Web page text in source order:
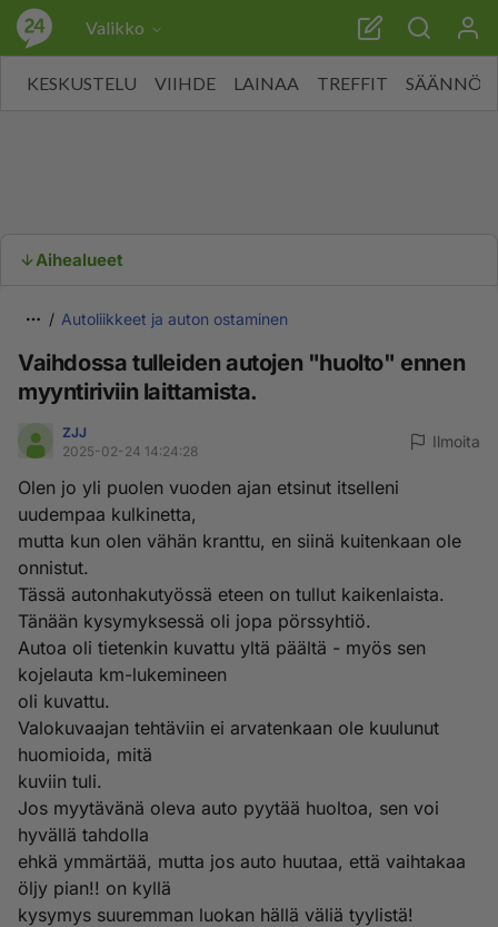
Valikko
KESKUSTELU VIIHDE LAINAA TREFFIT SÄÄNNÖT
Aihealueet
Autoliikkeet ja auton ostaminen
Vaihdossa tulleiden autojen "huolto" ennen
myyntiriviin laittamista.
ZJJ
2025-02-24 14:24:28
Ilmoita
Olen jo yli puolen vuoden ajan etsinut itselleni
uudempaa kulkinetta,
mutta kun olen vähän kranttu, en siinä kuitenkaan ole
onnistut.
Tässä autonhakutyössä eteen on tullut kaikenlaista.
Tänään kysymyksessä oli jopa pörssyhtiö.
Autoa oli tietenkin kuvattu yltä päältä - myös sen
kojelauta km-lukemineen
oli kuvattu.
Valokuvaajan tehtäviin ei arvatenkaan ole kuulunut
huomioida, mitä
kuviin tuli.
Jos myytävänä oleva auto pyytää huoltoa, sen voi
hyvällä tahdolla
ehkä ymmärtää, mutta jos auto huutaa, että vaihtakaa
öljy pian!! on kyllä
kysymys suuremman luokan hällä väliä tyylistä!